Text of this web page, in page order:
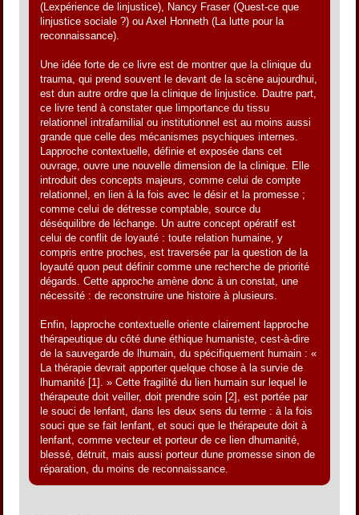
(Lexpérience de linjustice), Nancy Fraser (Quest-ce que
linjustice sociale ?) ou Axel Honneth (La lutte pour la
reconnaissance).
Une idée forte de ce livre est de montrer que la clinique du
trauma, qui prend souvent le devant de la scène aujourdhui,
est dun autre ordre que la clinique de linjustice. Dautre part,
ce livre tend à constater que limportance du tissu
relationnel intrafamilial ou institutionnel est au moins aussi
grande que celle des mécanismes psychiques internes.
Lapproche contextuelle, définie et exposée dans cet
ouvrage, ouvre une nouvelle dimension de la clinique. Elle
introduit des concepts majeurs, comme celui de compte
relationnel, en lien à la fois avec le désir et la promesse ;
comme celui de détresse comptable, source du
déséquilibre de léchange. Un autre concept opératif est
celui de conflit de loyauté : toute relation humaine, y
compris entre proches, est traversée par la question de la
loyauté quon peut définir comme une recherche de priorité
dégards. Cette approche amène donc à un constat, une
nécessité : de reconstruire une histoire à plusieurs.
Enfin, lapproche contextuelle oriente clairement lapproche
thérapeutique du côté dune éthique humaniste, cest-à-dire
de la sauvegarde de lhumain, du spécifiquement humain : «
La thérapie devrait apporter quelque chose à la survie de
lhumanité [1]. » Cette fragilité du lien humain sur lequel le
thérapeute doit veiller, doit prendre soin [2], est portée par
le souci de lenfant, dans les deux sens du terme : à la fois
souci que se fait lenfant, et souci que le thérapeute doit à
lenfant, comme vecteur et porteur de ce lien dhumanité,
blessé, détruit, mais aussi porteur dune promesse sinon de
réparation, du moins de reconnaissance.